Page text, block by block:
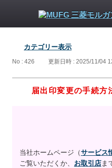
カテゴリー表示
No : 426 更新日時 : 2025/11/04
届出印変更の手続方
当社ホームページ（サービス
ご覧いただくか、 お取引店ま